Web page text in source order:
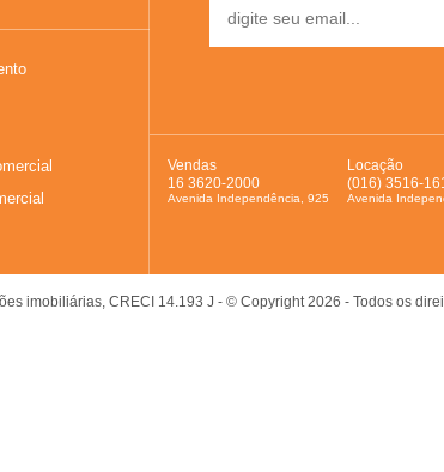
Vendas
16 3620-2000
Avenida Independência, 925
Locação
(016) 3516-
Avenida
imobiliárias, CRECI 14.193 J - © Copyright 2026 - Todos os